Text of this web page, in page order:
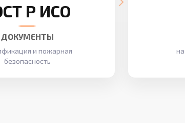
Р ИСО
ДОКУМЕНТЫ
и пожарная
безопасность